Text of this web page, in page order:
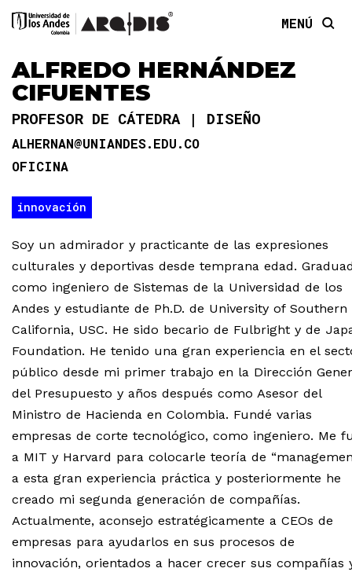
MENÚ
ALFREDO HERNÁNDEZ
CIFUENTES
PROFESOR DE CÁTEDRA DISEÑO
ALHERNAN@UNIANDES.EDU.CO
OFICINA
innovación
Soy un admirador y practicante de las expresiones
culturales y deportivas desde temprana edad.
como ingeniero de Sistemas de la Universidad de los
Andes y estudiante de Ph.D. de University of Southern
California, USC. He sido becario de Fulbright y de
Foundation. He tenido una gran experiencia en el
público desde mi primer trabajo en la Dirección
del Presupuesto y años después como Asesor del
Ministro de Hacienda en Colombia. Fundé varias
empresas de corte tecnológico, como ingeniero. Me
a MIT y Harvard para colocarle teoría de
a esta gran experiencia práctica y posteriormente he
creado mi segunda generación de compañías.
Actualmente, aconsejo estratégicamente a CEOs de
empresas para ayudarlos en sus procesos de
innovación, orientados a hacer crecer sus compañías